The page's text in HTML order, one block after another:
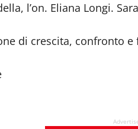
l’on. Eliana Longi.
di crescita, confronto